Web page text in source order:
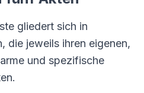
gliedert sich in
die jeweils ihren eigenen,
und spezifische